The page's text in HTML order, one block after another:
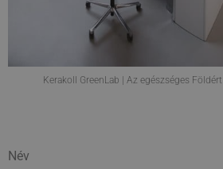
Kerakoll GreenLab | Az egészséges
Név